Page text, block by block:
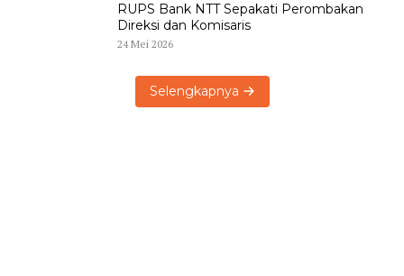
RUPS Bank NTT Sepakati Perombakan
Direksi dan Komisaris
24 Mei 2026
Selengkapnya